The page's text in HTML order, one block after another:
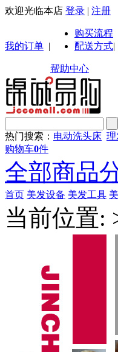
欢迎光临本店 登录 | 注册
我的订单 |
购买流程
配送方式
帮助中心
|
热门搜索： 电动洗头床 理
购物车0件
全部商品
首页 美发设备 美发工具
当前位置: